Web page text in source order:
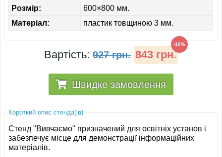
Розмір:
600×800 мм.
Матеріал:
пластик товщиною 3 мм.
Вартість: 927 грн. 843 грн.
-10%
Швидке замовлення
Короткий опис стенда(ів)
Стенд "Вивчаємо" призначений для освітніх установ і
забезпечує місце для демонстрації інформаційних
матеріалів.